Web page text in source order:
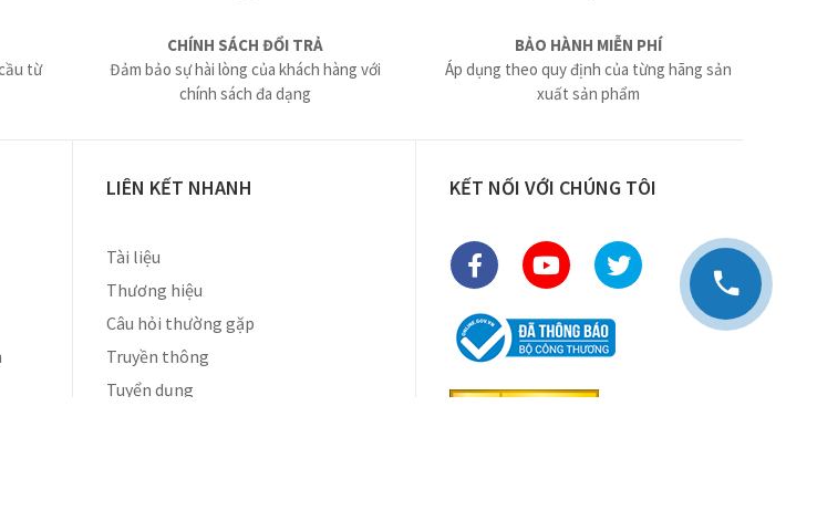
từ
CHÍNH SÁCH ĐỔI TRẢ
Đảm bảo sự hài lòng của khách hàng với
chính sách đa dạng
BẢO HÀNH MIỄN PHÍ
Áp dụng theo quy định của từng hãng sản
xuất sản phẩm
LIÊN KẾT NHANH
Tài liệu
Thương hiệu
Câu hỏi thường gặp
Truyền thông
Tuyển dụng
KẾT NỐI VỚI CHÚNG TÔI